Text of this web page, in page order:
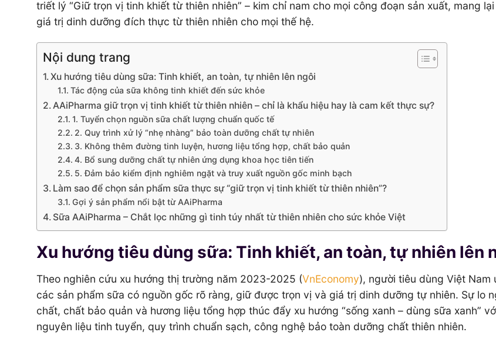
triết lý “Giữ trọn vị tinh khiết từ thiên nhiên” – kim chỉ nam cho mọi công đoạn sản xuất, mang
giá trị dinh dưỡng đích thực từ thiên nhiên cho mọi thế hệ.
Nội dung trang
Xu hướng tiêu dùng sữa: Tinh khiết, an toàn, tự nhiên lên ngôi
Tác động của sữa không tinh khiết đến sức khỏe
AAiPharma giữ trọn vị tinh khiết từ thiên nhiên – chỉ là khẩu hiệu hay là cam kết thực sự?
1. Tuyển chọn nguồn sữa chất lượng chuẩn quốc tế
2. Quy trình xử lý “nhẹ nhàng” bảo toàn dưỡng chất tự nhiên
3. Không thêm đường tinh luyện, hương liệu tổng hợp, chất bảo quản
4. Bổ sung dưỡng chất tự nhiên ứng dụng khoa học tiên tiến
5. Đảm bảo kiểm định nghiêm ngặt và truy xuất nguồn gốc minh bạch
Làm sao để chọn sản phẩm sữa thực sự “giữ trọn vị tinh khiết từ thiên nhiên”?
Gợi ý sản phẩm nổi bật từ AAiPharma
Sữa AAiPharma – Chắt lọc những gì tinh túy nhất từ thiên nhiên cho sức khỏe Việt
Xu hướng tiêu dùng sữa: Tinh khiết, an toàn, tự nhiên lên
Theo nghiên cứu xu hướng thị trường năm 2023-2025 (VnEconomy), người tiêu dùng Việt Nam
các sản phẩm sữa có nguồn gốc rõ ràng, giữ được trọn vị và giá trị dinh dưỡng tự nhiên. Sự lo
chất, chất bảo quản và hương liệu tổng hợp thúc đẩy xu hướng “sống xanh – dùng sữa xanh”
nguyên liệu tinh tuyển, quy trình chuẩn sạch, công nghệ bảo toàn dưỡng chất thiên nhiên.